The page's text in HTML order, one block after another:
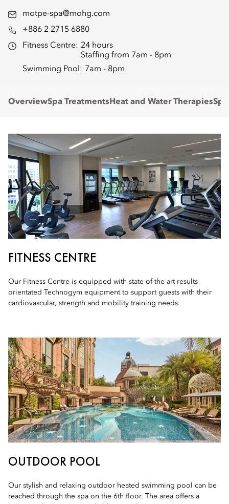
motpe-spa@mohg.com
+886 2 2715 6880
Fitness Centre: 24 hours
Staffing from 7am - 8pm
Swimming Pool: 7am - 8pm
OverviewSpa Treatments Heat and Water Therapies
FITNESS CENTRE
Our Fitness Centre is equipped with state-of-the-art results-
orientated Technogym equipment to support guests with their
cardiovascular, strength and mobility training needs.
OUTDOOR POOL
Our stylish and relaxing outdoor heated swimming pool can be
reached through the spa on the 6th floor. The area offers a